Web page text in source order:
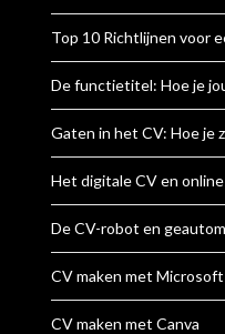
Top 10 Richtlijnen voor
De functietitel: Hoe je
Gaten in het CV: Hoe je
Het digitale CV en
De CV-robot en
CV maken met
CV maken met Canva